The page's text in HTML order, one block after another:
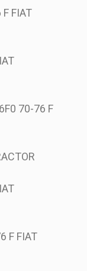
FIAT
70-76 F
F FIAT